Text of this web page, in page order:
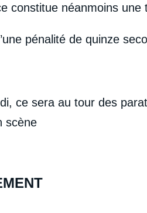
constitue néanmoins une
pénalité de quinze
ce sera au tour des
scène